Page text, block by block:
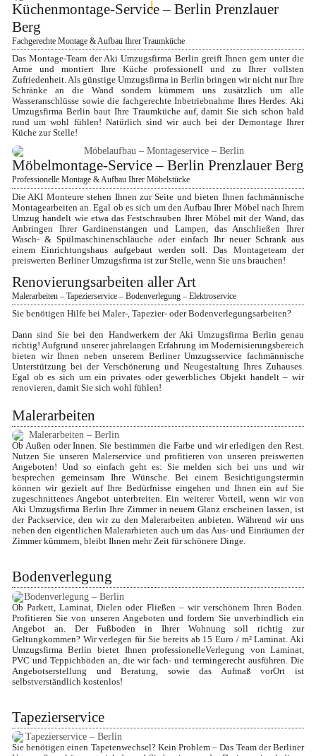
Küchenmontage-Service – Berlin Prenzlauer
Berg
Fachgerechte Montage & Aufbau Ihrer Traumküche
Das Montage-Team der Aki Umzugsfirma Berlin greift Ihnen gern unter die
Arme und montiert Ihre Küche professionell und zu Ihrer vollsten
Zufriedenheit. Als günstige Umzugsfirma in Berlin bringen wir nicht nur Ihre
Schränke an die Wand sondern kümmern uns zusätzlich um alle
Wasseranschlüsse sowie die fachgerechte Inbetriebnahme Ihres Herdes. Aki
Umzugsfirma Berlin baut Ihre Traumküche auf, damit Sie sich schon bald
rund um wohl fühlen! Natürlich sind wir auch bei der Demontage Ihrer
Küche zur Stelle!
Möbelmontage-Service – Berlin Prenzlauer Berg
Professionelle Montage & Aufbau Ihrer Möbelstücke
Die AKI Monteure stehen Ihnen zur Seite und bieten Ihnen fachmännische
Montagearbeiten an. Egal ob es sich um den Aufbau Ihrer Möbel nach Ihrem
Umzug handelt wie etwa das Festschrauben Ihrer Möbel mit der Wand, das
Anbringen Ihrer Gardinenstangen und Lampen, das Anschließen Ihrer
Wasch- & Spülmaschinenschläuche oder einfach Ihr neuer Schrank aus
einem Einrichtungshaus aufgebaut werden soll. Das Montageteam der
preiswerten Berliner Umzugsfirma ist zur Stelle, wenn Sie uns brauchen!
Renovierungsarbeiten aller Art
Malerarbeiten – Tapezierservice – Bodenverlegung – Elektroservice
Sie benötigen Hilfe bei Maler-, Tapezier- oder Bodenverlegungsarbeiten?
Dann sind Sie bei den Handwerkern der Aki Umzugsfirma Berlin genau
richtig! Aufgrund unserer jahrelangen Erfahrung im Modernisierungsbereich
bieten wir Ihnen neben unserem Berliner Umzugsservice fachmännische
Unterstützung bei der Verschönerung und Neugestaltung Ihres Zuhauses.
Egal ob es sich um ein privates oder gewerbliches Objekt handelt – wir
renovieren, damit Sie sich wohl fühlen!
Malerarbeiten
Ob Außen oder Innen. Sie bestimmen die Farbe und wir erledigen den Rest.
Nutzen Sie unseren Malerservice und profitieren von unseren preiswerten
Angeboten! Und so einfach geht es: Sie melden sich bei uns und wir
besprechen gemeinsam Ihre Wünsche. Bei einem Besichtigungstermin
können wir gezielt auf Ihre Bedürfnisse eingehen und Ihnen ein auf Sie
zugeschnittenes Angebot unterbreiten. Ein weiterer Vorteil, wenn wir von
Aki Umzugsfirma Berlin Ihre Zimmer in neuem Glanz erscheinen lassen, ist
der Packservice, den wir zu den Malerarbeiten anbieten. Während wir uns
neben den eigentlichen Malerarbieten auch um das Aus- und Einräumen der
Zimmer kümmern, bleibt Ihnen mehr Zeit für schönere Dinge.
Bodenverlegung
Ob Parkett, Laminat, Dielen oder Fließen – wir verschönern Ihren Boden.
Profitieren Sie von unseren Angeboten und fordern Sie unverbindlich ein
Angebot an. Der Fußboden in Ihrer Wohnung soll richtig zur
Geltungkommen? Wir verlegen für Sie bereits ab 15 Euro / m² Laminat. Aki
Umzugsfirma Berlin bietet Ihnen professionelleVerlegung von Laminat,
PVC und Teppichböden an, die wir fach- und termingerecht ausführen. Die
Angebotserstellung und Beratung, sowie das Aufmaß vorOrt ist
selbstverständlich kostenlos!
Tapezierservice
Sie benötigen einen Tapetenwechsel? Kein Problem – Das Team der Berliner